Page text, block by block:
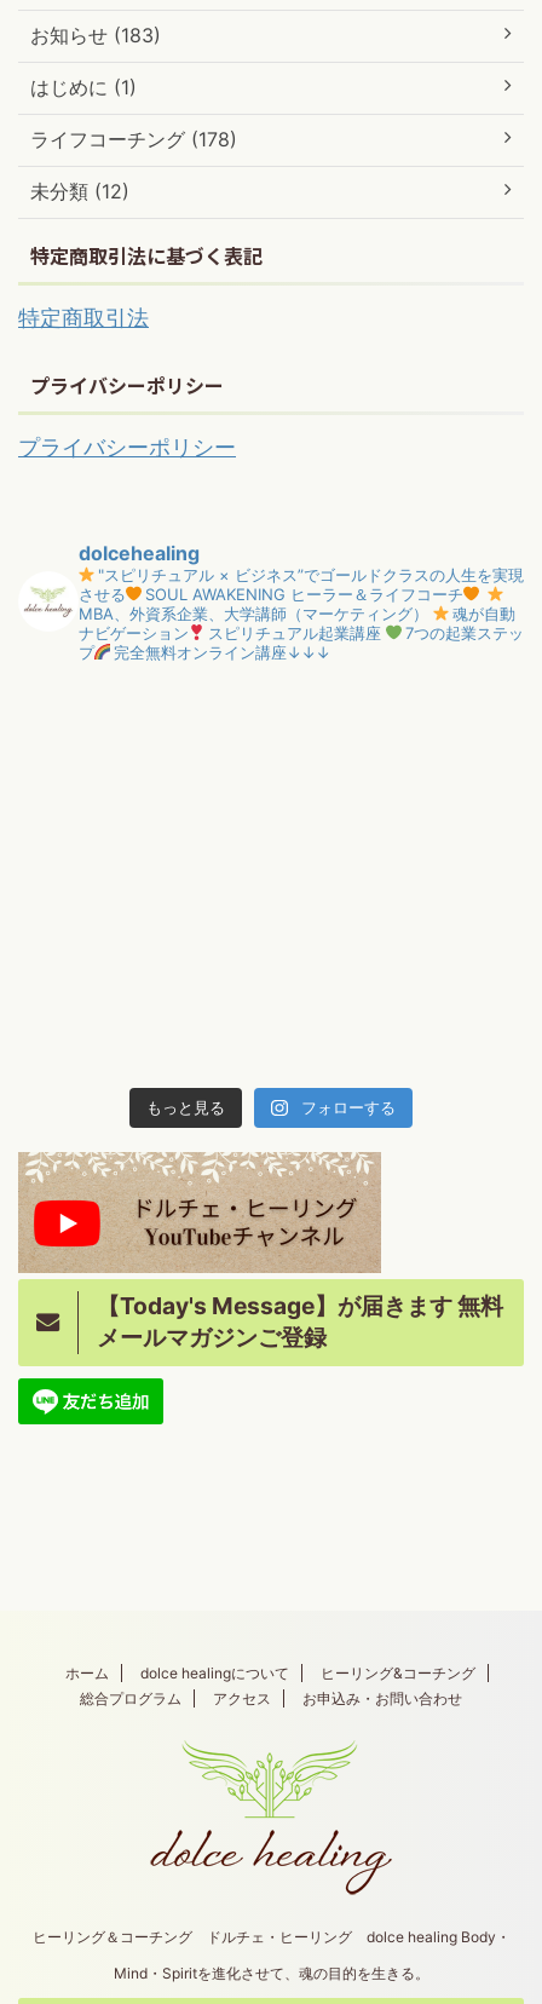
お知らせ (183)
はじめに (1)
ライフコーチング (178)
未分類 (12)
特定商取引法に基づく表記
特定商取引法
プライバシーポリシー
プライバシーポリシー
dolcehealing
"スピリチュアル × ビジネス”でゴールドクラスの人生を実現
させる
SOUL AWAKENING ヒーラー＆ライフコーチ
MBA、外資系企業、大学講師（マーケティング）
魂が自動
ナビゲーション
スピリチュアル起業講座
7つの起業ステッ
プ
完全無料オンライン講座↓↓↓
もっと見る フォローする
【Today's Message】が届きます 無料
メールマガジンご登録
ホーム dolce healingについて
ヒーリング&コーチング
総合プログラム
アクセス お申込み・お問い合わせ
ヒーリング＆コーチング ドルチェ・ヒーリング dolce healing Body・
Mind・Spiritを進化させて、魂の目的を生きる。